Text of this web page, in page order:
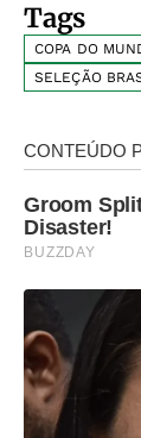
Tags
COPA DO
SELEÇÃO